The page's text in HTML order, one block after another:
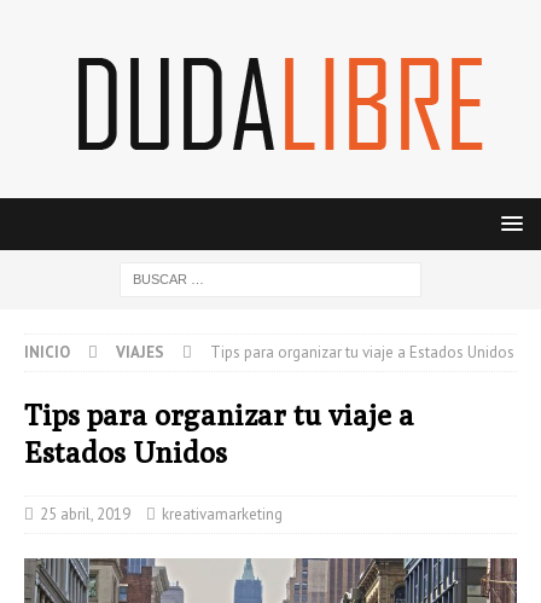
INICIO VIAJES Tips para organizar tu viaje a Estados Unidos
Tips para organizar tu viaje a
Estados Unidos
25 abril, 2019 kreativamarketing